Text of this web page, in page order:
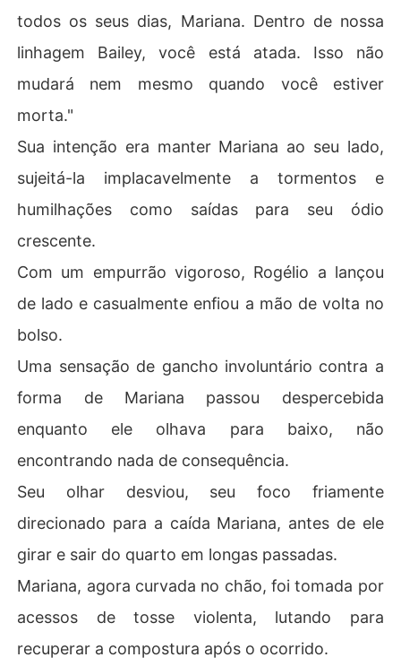
todos os seus dias, Mariana. Dentro de nossa
linhagem Bailey, você está atada. Isso não
mudará nem mesmo quando você estiver
morta."
Sua intenção era manter Mariana ao seu lado,
sujeitá-la implacavelmente a tormentos e
humilhações como saídas para seu ódio
crescente.
Com um empurrão vigoroso, Rogélio a lançou
de lado e casualmente enfiou a mão de volta no
bolso.
Uma sensação de gancho involuntário contra a
forma de Mariana passou despercebida
enquanto ele olhava para baixo, não
encontrando nada de consequência.
Seu olhar desviou, seu foco friamente
direcionado para a caída Mariana, antes de ele
girar e sair do quarto em longas passadas.
Mariana, agora curvada no chão, foi tomada por
acessos de tosse violenta, lutando para
recuperar a compostura após o ocorrido.